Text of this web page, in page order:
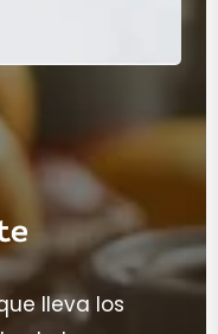
lleva los